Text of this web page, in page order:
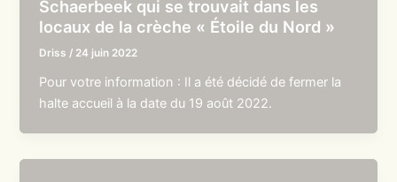
Schaerbeek qui se trouvait dans les
locaux de la crèche « Étoile du Nord »
Driss / 24 juin 2022
Pour votre information : Il a été décidé de fermer la
halte accueil à la date du 19 août 2022.